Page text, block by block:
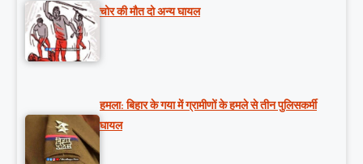
चोर की मौत दो अन्य घायल
हमला: बिहार के गया में ग्रामीणों के हमले से तीन पुलिसकर्मी
घायल